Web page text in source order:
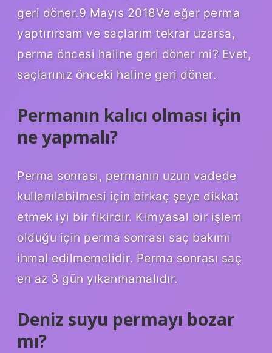
geri döner.9 Mayıs 2018Ve eğer perma
yaptırırsam ve saçlarım tekrar uzarsa,
perma öncesi haline geri döner mi? Evet,
saçlarınız önceki haline geri döner.
Permanın kalıcı olması için
ne yapmalı?
Perma sonrası, permanın uzun vadede
kullanılabilmesi için birkaç şeye dikkat
etmek iyi bir fikirdir. Kimyasal bir işlem
olduğu için perma sonrası saç bakımı
ihmal edilmemelidir. Perma sonrası saç
en az 3 gün yıkanmamalıdır.
Deniz suyu permayı bozar
mı?